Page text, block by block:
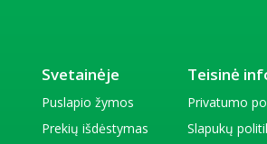
Svetainėje
Puslapio žymos
Prekių išdėstymas
Teisinė
Privatumo
Slapukų